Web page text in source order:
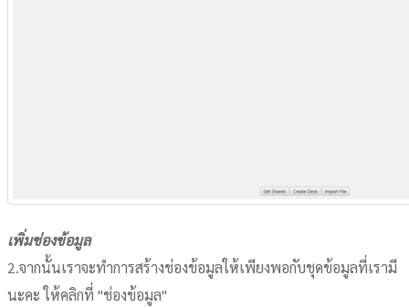
เพิ่มช่องข้อมูล
2.จากนั้นเราจะทำการสร้างช่องข้อมูลให้เพียงพอกับชุดข้อมูลที่เรามี
นะคะ ให้คลิกที่ "ช่องข้อมูล"